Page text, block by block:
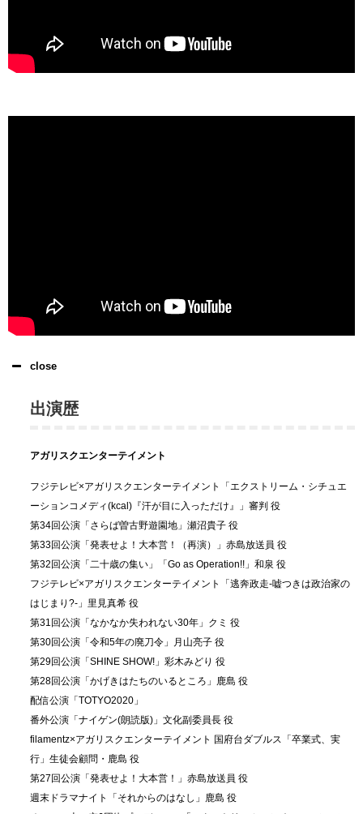
close
出演歴
アガリスクエンターテイメント
フジテレビ×アガリスクエンターテイメント「エクストリーム・シチュエ
ーションコメディ(kcal)『汗が目に入っただけ』」審判 役
第34回公演「さらば曽古野遊園地」瀬沼貴子 役
第33回公演「発表せよ！大本営！（再演）」赤島放送員 役
第32回公演「二十歳の集い」「Go as Operation!!」和泉 役
フジテレビ×アガリスクエンターテイメント「逃奔政走-嘘つきは政治家の
はじまり?-」里見真希 役
第31回公演「なかなか失われない30年」クミ 役
第30回公演「令和5年の廃刀令」月山亮子 役
第29回公演「SHINE SHOW!」彩木みどり 役
第28回公演「かげきはたちのいるところ」鹿島 役
配信公演「TOTYO2020」
番外公演「ナイゲン(朗読版)」文化副委員長 役
filamentz×アガリスクエンターテイメント 国府台ダブルス「卒業式、実
行」生徒会顧問・鹿島 役
第27回公演「発表せよ！大本営！」赤島放送員 役
週末ドラマナイト「それからのはなし」鹿島 役